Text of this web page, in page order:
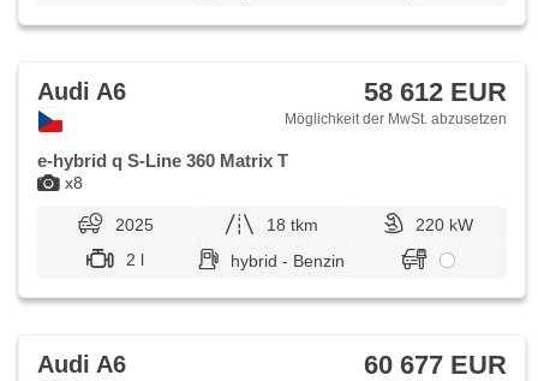
x8
Audi A6 58 612 EUR
Möglichkeit der MwSt. abzusetzen
e-hybrid q S-Line 360 Matrix T
2025 18 tkm
220 kW
2 l
hybrid - Benzin
Audi A6 60 677 EUR